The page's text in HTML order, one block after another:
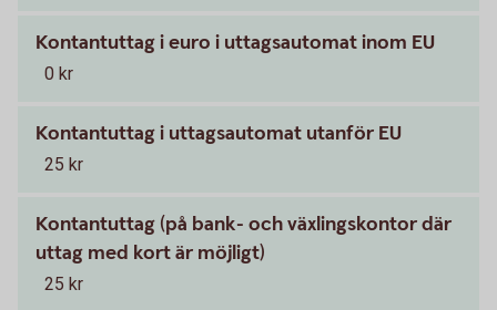
Kontantuttag i euro i uttagsautomat inom EU
0 kr
Kontantuttag i uttagsautomat utanför EU
25 kr
Kontantuttag (på bank- och växlingskontor där
uttag med kort är möjligt)
25 kr